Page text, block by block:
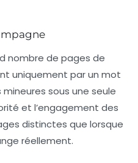
nombre de pages de
uniquement par un mot
sous une seule
et l’engagement des
distinctes que lorsque
réellement.